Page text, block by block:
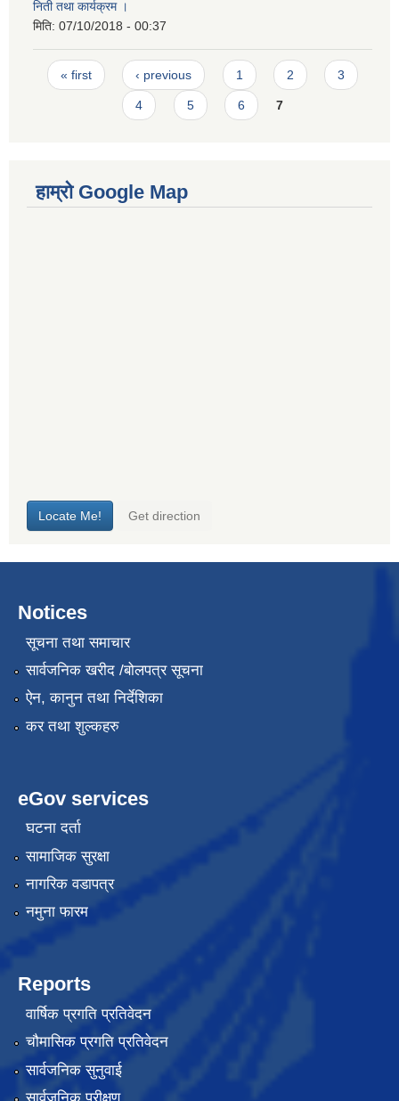
निती तथा कार्यक्रम ।
मिति: 07/10/2018 - 00:37
Pages
« first ‹ previous 1 2 3
4 5 6 7
हाम्रो Google Map
Notices
सूचना तथा समाचार
सार्वजनिक खरीद /बोलपत्र सूचना
ऐन, कानुन तथा निर्देशिका
कर तथा शुल्कहरु
eGov services
घटना दर्ता
सामाजिक सुरक्षा
नागरिक वडापत्र
नमुना फारम
Reports
वार्षिक प्रगति प्रतिवेदन
चौमासिक प्रगति प्रतिवेदन
सार्वजनिक सुनुवाई